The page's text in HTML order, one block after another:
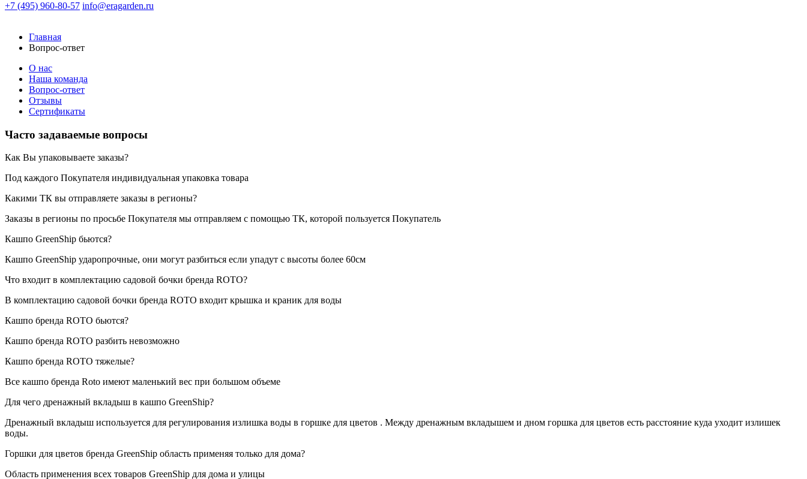
+7 (495) 960-80-57 info@eragarden.ru
Главная
Вопрос-ответ
О нас
Наша команда
Вопрос-ответ
Отзывы
Сертификаты
Часто задаваемые вопросы
Как Вы упаковываете заказы?
Под каждого Покупателя индивидуальная упаковка товара
Какими ТК вы отправляете заказы в регионы?
Заказы в регионы по просьбе Покупателя мы отправляем с помощью ТК, которой пользуется Покупатель
Кашпо GreenShip бьются?
Кашпо GreenShip ударопрочные, они могут разбиться если упадут с высоты более 60см
Что входит в комплектацию садовой бочки бренда ROTO?
В комплектацию садовой бочки бренда ROTO входит крышка и краник для воды
Кашпо бренда ROTO бьются?
Кашпо бренда ROTO разбить невозможно
Кашпо бренда ROTO тяжелые?
Все кашпо бренда Roto имеют маленький вес при большом объеме
Для чего дренажный вкладыш в кашпо GreenShip?
Дренажный вкладыш используется для регулирования излишка воды в горшке для цветов . Между дренажным вкладышем и дном горшка для цветов есть расстояние куда уходит излишек
воды.
Горшки для цветов бренда GreenShip область применяя только для дома?
Область применения всех товаров GreenShip для дома и улицы